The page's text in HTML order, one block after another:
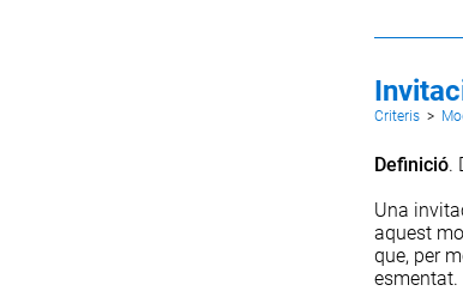
Criteris >
Definició.
Una
aquest
que, per
esmentat.